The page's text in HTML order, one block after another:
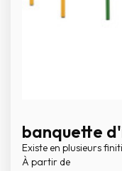
banquette
Existe en plusieurs
À partir de